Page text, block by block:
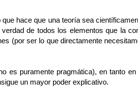
hace que una teoría sea
de todos los elementos que la
(por ser lo que directamente
es puramente pragmática), en tanto
un mayor poder explicativo.